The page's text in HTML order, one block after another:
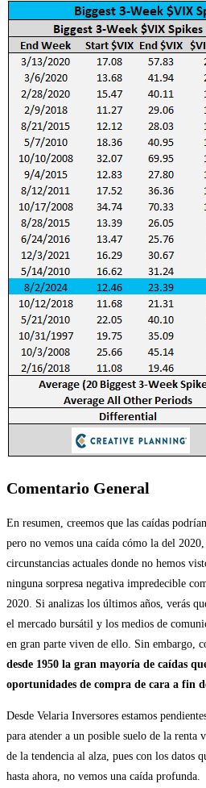
Comentario General
En resumen, creemos que las caídas
pero no vemos una caída cómo la del
circunstancias actuales donde no hemos
ninguna sorpresa negativa impredecible
2020. Si analizas los últimos años, verás
el mercado bursátil y los medios de
en gran parte viven de ello. Sin embargo,
desde 1950 la gran mayoría de caídas
oportunidades de compra de cara a fin
Desde Velaria Inversores estamos
para atender a un posible suelo de la renta
de la tendencia al alza, pues con los datos
hasta ahora, no vemos una caída profunda.